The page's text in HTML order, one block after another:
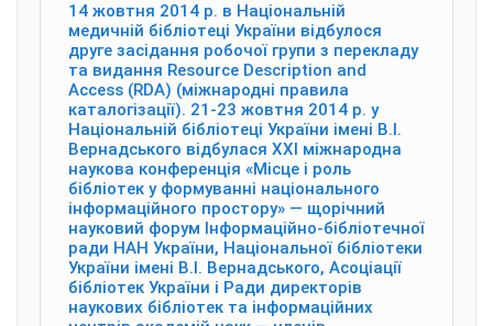
14 жовтня 2014 р. в Національній
медичній бібліотеці України відбулося
друге засідання робочої групи з перекладу
та видання Resource Description and
Access (RDA) (міжнародні правила
каталогізації). 21-23 жовтня 2014 р. у
Національній бібліотеці України імені В.І.
Вернадського відбулася ХХІ міжнародна
наукова конференція «Місце і роль
бібліотек у формуванні національного
інформаційного простору» — щорічний
науковий форум Інформаційно-бібліотечної
ради НАН України, Національної бібліотеки
України імені В.І. Вернадського, Асоціації
бібліотек України і Ради директорів
наукових бібліотек та інформаційних